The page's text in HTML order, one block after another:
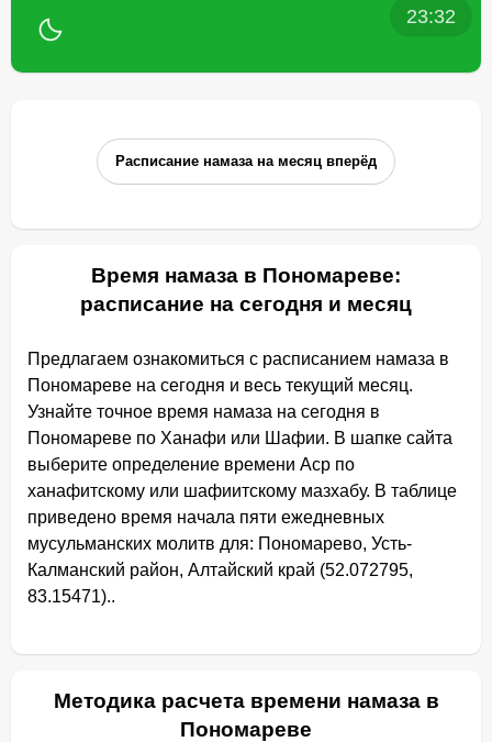
23:32
Расписание намаза на месяц вперёд
Время намаза в Пономареве:
расписание на сегодня и месяц
Предлагаем ознакомиться с расписанием намаза в
Пономареве на сегодня и весь текущий месяц.
Узнайте точное время намаза на сегодня в
Пономареве по Ханафи или Шафии. В шапке сайта
выберите определение времени Аср по
ханафитскому или шафиитскому мазхабу. В таблице
приведено время начала пяти ежедневных
мусульманских молитв для: Пономарево, Усть-
Калманский район, Алтайский край (52.072795,
83.15471)..
Методика расчета времени намаза в
Пономареве